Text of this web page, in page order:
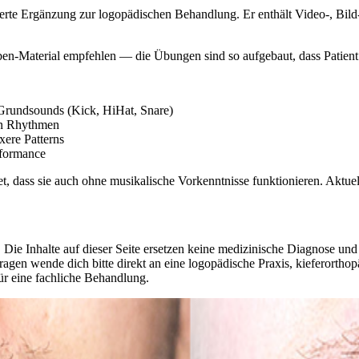
Ergänzung zur logopädischen Behandlung. Er enthält Video-,
Material empfehlen — die Übungen sind so aufgebaut, dass
(Kick, HiHat, Snare)
Rhythmen
Patterns
dass sie auch ohne musikalische Vorkenntnisse funktionieren.
Inhalte auf dieser Seite ersetzen keine medizinische Diagnose
wende dich bitte direkt an eine logopädische Praxis,
eine fachliche Behandlung.